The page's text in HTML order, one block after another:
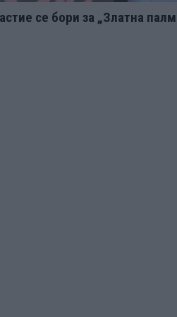
се бори за „Златна